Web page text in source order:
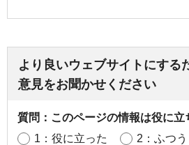
より良いウェブサイトにする
意見をお聞かせください
質問：このページの情報は役に立
1：役に立った
2：ふつう